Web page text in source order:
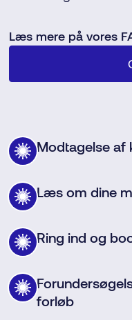
Læs mere på vores
Modtagelse af
Læs om dine
Ring ind og
forløb